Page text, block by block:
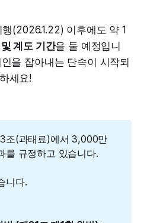
(2026.1.22) 이후에도 약 1
계도 기간을 둘 예정입니
을 잡아내는 단속이 시작되
세요!
조(과태료)에서 3,000만
를 규정하고 있습니다.
니다.